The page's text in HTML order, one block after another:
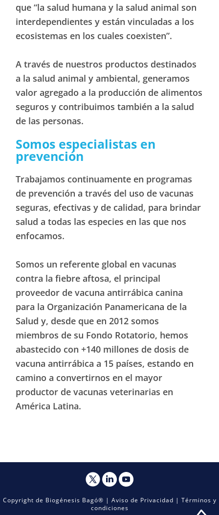
que “la salud humana y la salud animal son
interdependientes y están vinculadas a los
ecosistemas en los cuales coexisten”.
A través de nuestros productos destinados
a la salud animal y ambiental, generamos
valor agregado a la producción de alimentos
seguros y contribuimos también a la salud
de las personas.
Somos especialistas en
prevención
Trabajamos continuamente en programas
de prevención a través del uso de vacunas
seguras, efectivas y de calidad, para brindar
salud a todas las especies en las que nos
enfocamos.
Somos un referente global en vacunas
contra la fiebre aftosa, el principal
proveedor de vacuna antirrábica canina
para la Organización Panamericana de la
Salud y, desde que en 2012 somos
miembros de su Fondo Rotatorio, hemos
abastecido con +140 millones de dosis de
vacuna antirrábica a 15 países, estando en
camino a convertirnos en el mayor
productor de vacunas veterinarias en
América Latina.
Copyright de Biogénesis Bagó® | Aviso de Privacidad | Términos y
condiciones